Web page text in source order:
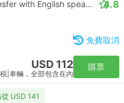
Daytrip private transfer with English speaking driver 4.8
免費取消
USD 112
車輛，全部包含在內
購票
USD 141